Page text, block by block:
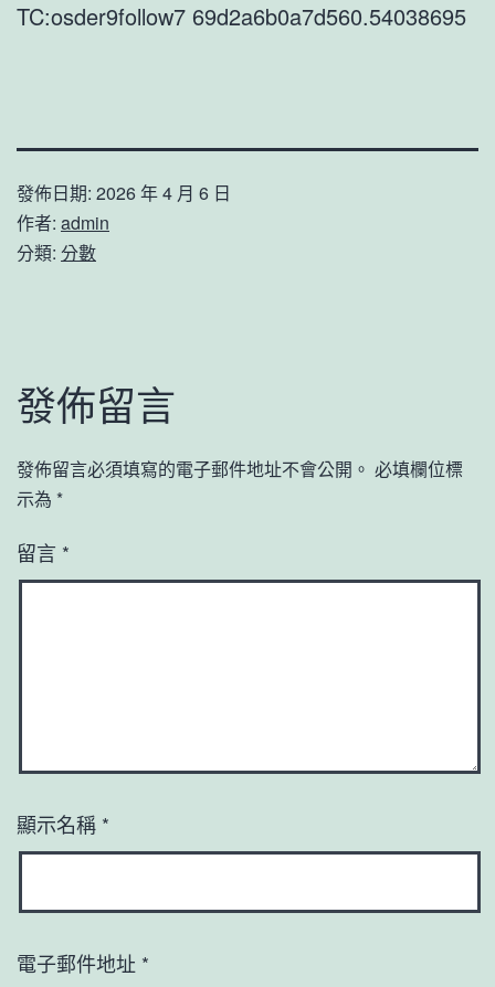
TC:osder9follow7 69d2a6b0a7d560.54038695
發佈日期: 2026 年 4 月 6 日
作者: admin
分類: 分數
發佈留言
發佈留言必須填寫的電子郵件地址不會公開。 必填欄位標
示為 *
留言 *
顯示名稱 *
電子郵件地址 *